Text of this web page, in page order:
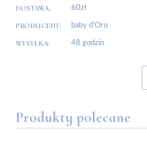
DOSTAWA: 60zł
PRODUCENT: baby d’Oro
WYSYŁKA: 48 godzin
Produkty polecane